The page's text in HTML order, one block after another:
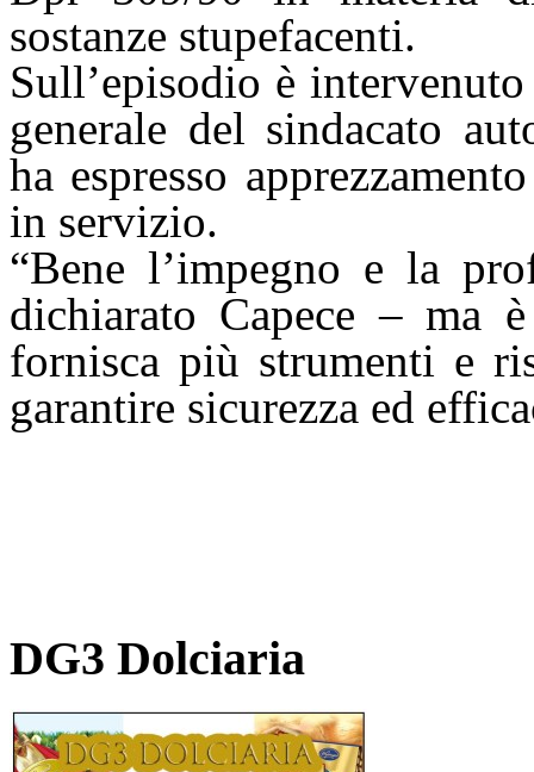
sostanze stupefacenti.
Sull’episodio è
generale del sindacato
ha espresso
in servizio.
“Bene l’impegno e la
dichiarato Capece – ma
fornisca più strumenti e
garantire sicurezza ed
DG3 Dolciaria